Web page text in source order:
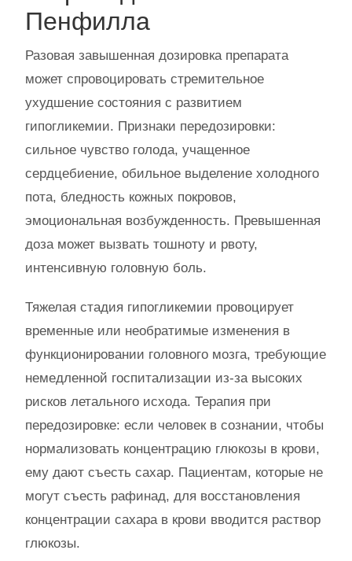
Пенфилла
Разовая завышенная дозировка препарата
может спровоцировать стремительное
ухудшение состояния с развитием
гипогликемии. Признаки передозировки:
сильное чувство голода, учащенное
сердцебиение, обильное выделение холодного
пота, бледность кожных покровов,
эмоциональная возбужденность. Превышенная
доза может вызвать тошноту и рвоту,
интенсивную головную боль.
Тяжелая стадия гипогликемии провоцирует
временные или необратимые изменения в
функционировании головного мозга, требующие
немедленной госпитализации из-за высоких
рисков летального исхода. Терапия при
передозировке: если человек в сознании, чтобы
нормализовать концентрацию глюкозы в крови,
ему дают съесть сахар. Пациентам, которые не
могут съесть рафинад, для восстановления
концентрации сахара в крови вводится раствор
глюкозы.